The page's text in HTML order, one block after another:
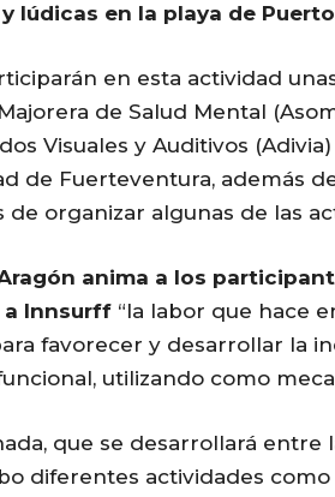
lúdicas en la playa de
en esta actividad
de Salud Mental
Visuales y Auditivos
de Fuerteventura, además
de organizar algunas de las
anima a los
a Innsurff “la labor que hace
favorecer y desarrollar la
utilizando como
que se desarrollará entre
diferentes actividades